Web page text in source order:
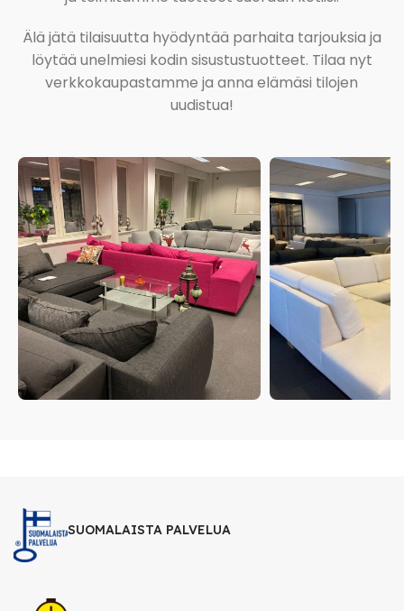
Älä jätä tilaisuutta hyödyntää parhaita tarjouksia ja
löytää unelmiesi kodin sisustustuotteet. Tilaa nyt
verkkokaupastamme ja anna elämäsi tilojen
uudistua!
SUOMALAISTA PALVELUA